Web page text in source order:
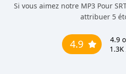
Si vous aimez notre MP3 Pour
attribuer 5
4.9 4.9
1.3K